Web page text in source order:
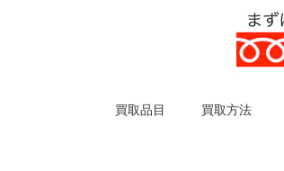
買取品目 買取方法